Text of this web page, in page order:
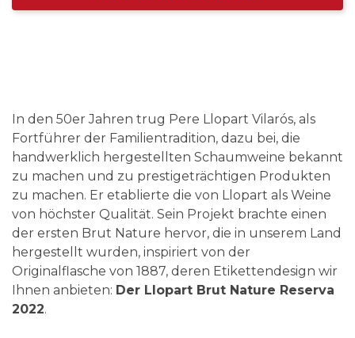
In den 50er Jahren trug Pere Llopart Vilarós, als
Fortführer der Familientradition, dazu bei, die
handwerklich hergestellten Schaumweine bekannt
zu machen und zu prestigeträchtigen Produkten
zu machen. Er etablierte die von Llopart als Weine
von höchster Qualität. Sein Projekt brachte einen
der ersten Brut Nature hervor, die in unserem Land
hergestellt wurden, inspiriert von der
Originalflasche von 1887, deren Etikettendesign wir
Ihnen anbieten: Der Llopart Brut Nature Reserva
2022.